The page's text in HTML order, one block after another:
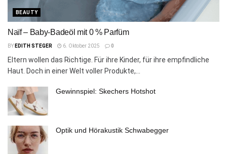
BEAUTY
Naïf – Baby-Badeöl mit 0 % Parfüm
BY EDITH STEGER 6. Oktober 2025 0
Eltern wollen das Richtige. Für ihre Kinder, für ihre empfindliche
Haut. Doch in einer Welt voller Produkte,...
Gewinnspiel: Skechers Hotshot
Optik und Hörakustik Schwabegger